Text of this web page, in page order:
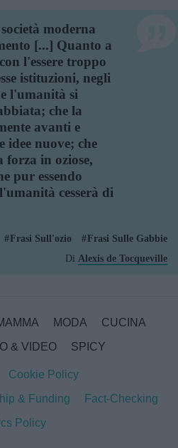
moderna
[...] Quanto a
l'essere troppo
istituzioni, negli
l'umanità si
che la
avanti e
idee nuove; che
forza in oziose,
pur essendo
cesserà di
Frasi Sull'ozio
Frasi Sulle Gabbie
Di Alexis de Tocqueville
MODA
CUCINA
& VIDEO SPICY
Cookie Policy
& Funding
Fact-Checking
Policy